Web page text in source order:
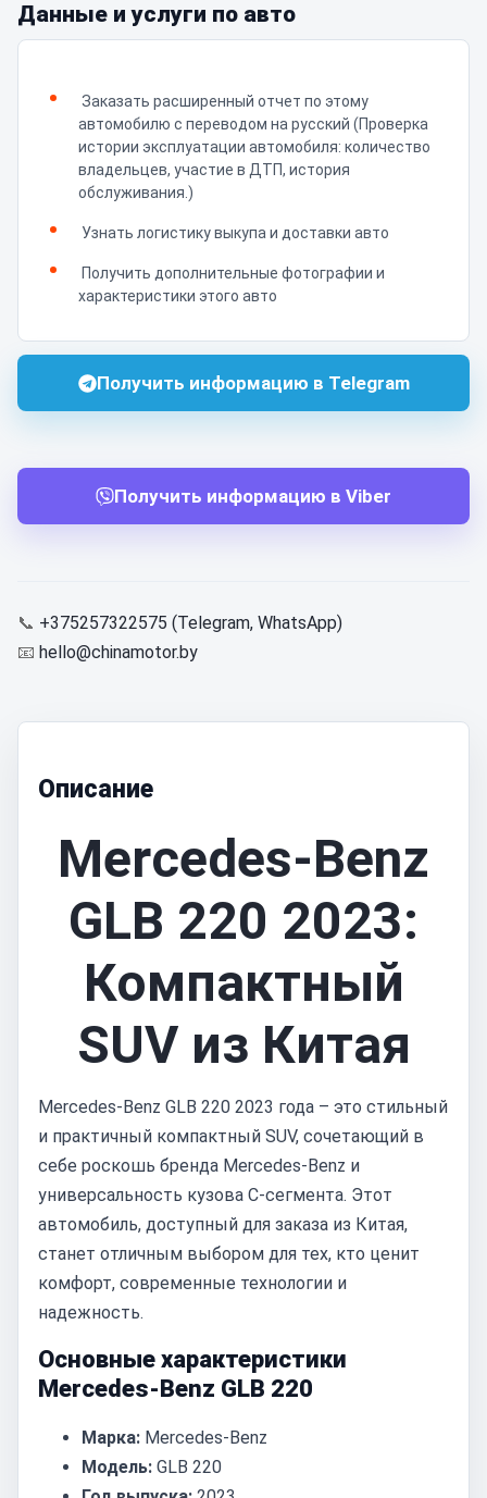
Данные и услуги по авто
Заказать расширенный отчет по этому
автомобилю с переводом на русский (Проверка
истории эксплуатации автомобиля: количество
владельцев, участие в ДТП, история
обслуживания.)
Узнать логистику выкупа и доставки авто
Получить дополнительные фотографии и
характеристики этого авто
Получить информацию в Telegram
Получить информацию в Viber
📞 +375257322575 (Telegram, WhatsApp)
📧 hello@chinamotor.by
Описание
Mercedes-Benz
GLB 220 2023:
Компактный
SUV из Китая
Mercedes-Benz GLB 220 2023 года – это стильный
и практичный компактный SUV, сочетающий в
себе роскошь бренда Mercedes-Benz и
универсальность кузова C-сегмента. Этот
автомобиль, доступный для заказа из Китая,
станет отличным выбором для тех, кто ценит
комфорт, современные технологии и
надежность.
Основные характеристики
Mercedes-Benz GLB 220
Марка: Mercedes-Benz
Модель: GLB 220